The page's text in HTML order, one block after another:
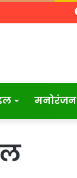
मनोरंजन